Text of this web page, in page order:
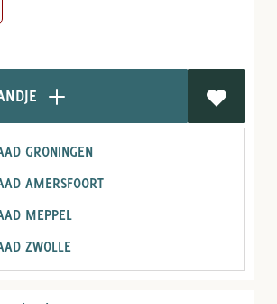
GRONINGEN
AMERSFOORT
MEPPEL
ZWOLLE